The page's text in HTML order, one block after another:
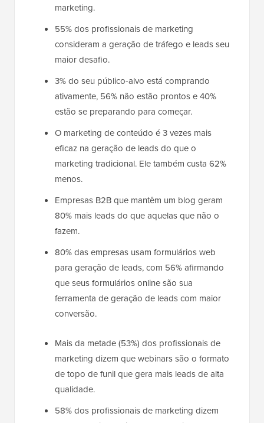
marketing.
55% dos profissionais de marketing
consideram a geração de tráfego e leads seu
maior desafio.
3% do seu público-alvo está comprando
ativamente, 56% não estão prontos e 40%
estão se preparando para começar.
O marketing de conteúdo é 3 vezes mais
eficaz na geração de leads do que o
marketing tradicional. Ele também custa 62%
menos.
Empresas B2B que mantêm um blog geram
80% mais leads do que aquelas que não o
fazem.
80% das empresas usam formulários web
para geração de leads, com 56% afirmando
que seus formulários online são sua
ferramenta de geração de leads com maior
conversão.
Mais da metade (53%) dos profissionais de
marketing dizem que webinars são o formato
de topo de funil que gera mais leads de alta
qualidade.
58% dos profissionais de marketing dizem